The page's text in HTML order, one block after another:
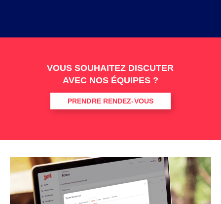
VOUS SOUHAITEZ DISCUTER
AVEC NOS ÉQUIPES ?
PRENDRE RENDEZ-VOUS